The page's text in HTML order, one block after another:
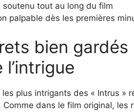
soutenu tout au long du film
palpable dès les premières
bien gardés
les plus intrigants des « Intrus »
Comme dans le film original, les